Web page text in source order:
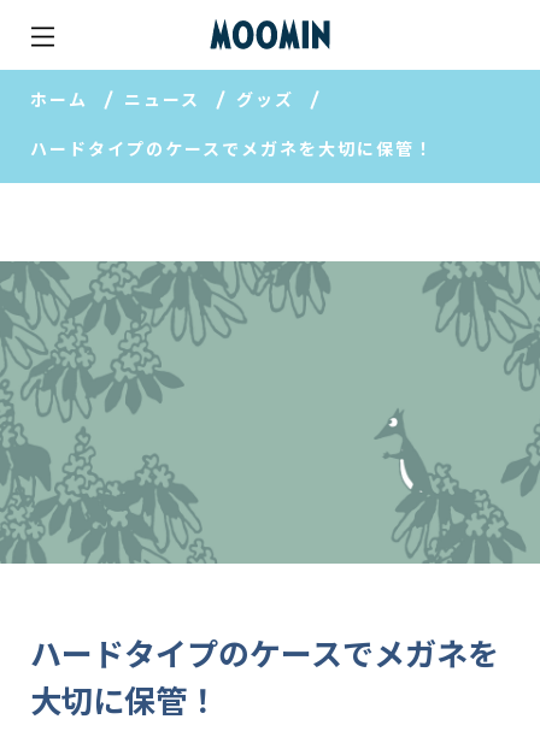
ホーム ニュース グッズ
ハードタイプのケースでメガネを大切に保管！
ハードタイプのケースでメガネを
大切に保管！